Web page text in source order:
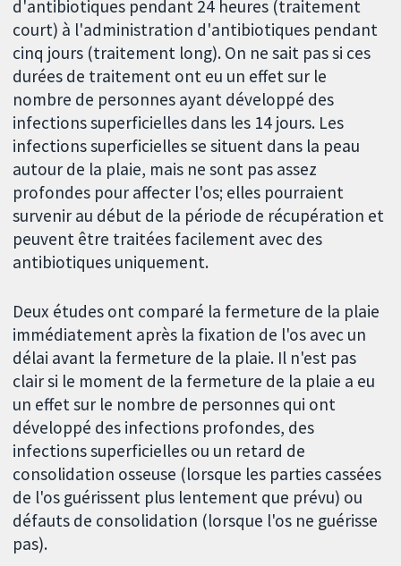
d'antibiotiques pendant 24 heures (traitement
court) à l'administration d'antibiotiques pendant
cinq jours (traitement long). On ne sait pas si ces
durées de traitement ont eu un effet sur le
nombre de personnes ayant développé des
infections superficielles dans les 14 jours. Les
infections superficielles se situent dans la peau
autour de la plaie, mais ne sont pas assez
profondes pour affecter l'os; elles pourraient
survenir au début de la période de récupération et
peuvent être traitées facilement avec des
antibiotiques uniquement.
Deux études ont comparé la fermeture de la plaie
immédiatement après la fixation de l'os avec un
délai avant la fermeture de la plaie. Il n'est pas
clair si le moment de la fermeture de la plaie a eu
un effet sur le nombre de personnes qui ont
développé des infections profondes, des
infections superficielles ou un retard de
consolidation osseuse (lorsque les parties cassées
de l'os guérissent plus lentement que prévu) ou
défauts de consolidation (lorsque l'os ne guérisse
pas).